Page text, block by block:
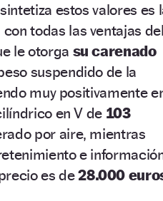
estos valores es
todas las ventajas del
le otorga su carenado
suspendido de la
muy positivamente
en V de 103
por aire, mientras
e
es de28.000